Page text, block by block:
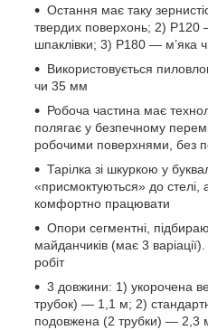
Остання має таку
твердих поверхонь; 2) P120
шпаклівки; 3) P180 — м’яка
Використовується
чи 35 мм
Робоча частина має
полягає у безпечному
робочими поверхнями, без
Тарілка зі шкуркою у
«присмоктуються» до стелі,
комфортно працювати
Опори сегментні,
майданчиків (має 3
робіт
3 довжини: 1) укорочена
трубок) — 1,1 м; 2)
подовжена (2 трубки) — 2,3